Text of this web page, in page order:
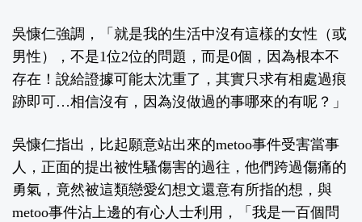
吳慷仁強調，「就是我的生活中沒有這樣的女性（或
男性），不是1位2位的問題，而是0個，因為根本不
存在！說給證據可能太沈重了，其實只求有相處過痕
跡即可…相信沒有，因為沒做過的事哪來的有呢？」
吳慷仁指出，比起願意站出來的metoo事件受害當事
人，正面的提出被性騷傷害的過往，他們跨過傷痛的
勇氣，竟然被這類戀愛幻想文還意有所指的想，與
metoo事件沾上邊的有心人士利用，「我是一百個問